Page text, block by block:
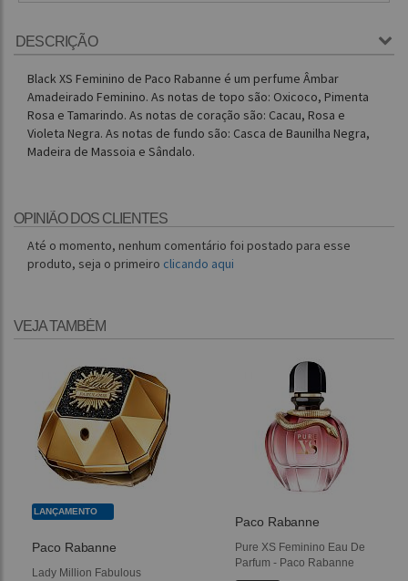
DESCRIÇÃO
Black XS Feminino de Paco Rabanne é um perfume Âmbar
Amadeirado Feminino. As notas de topo são: Oxicoco, Pimenta
Rosa e Tamarindo. As notas de coração são: Cacau, Rosa e
Violeta Negra. As notas de fundo são: Casca de Baunilha Negra,
Madeira de Massoia e Sândalo.
OPINIÃO DOS CLIENTES
Até o momento, nenhum comentário foi postado para esse
produto, seja o primeiro clicando aqui
VEJA TAMBÉM
LANÇAMENTO
Paco Rabanne
Lady Million Fabulous
Paco Rabanne
Pure XS Feminino Eau De
Parfum - Paco Rabanne